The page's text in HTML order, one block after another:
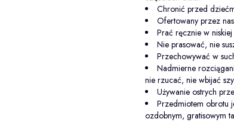
Chronić przed
Ofertowany przez
Prać ręcznie w
Nie prasować, nie
Przechowywać w
Nadmierne
nie rzucać, nie wbijać
Używanie ostrych
Przedmiotem obrotu
ozdobnym, gratisowym